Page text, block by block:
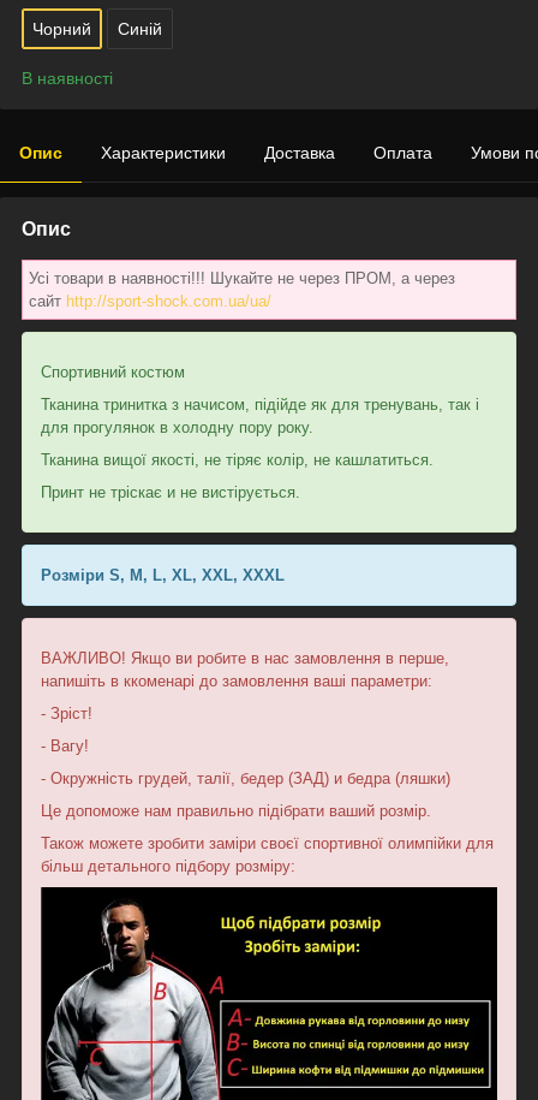
Чорний Синій
В наявності
Опис Характеристики Доставка Оплата Умови
Опис
Усі товари в наявності!!! Шукайте не через ПРОМ, а через
сайт http://sport-shock.com.ua/ua/
Спортивний костюм
Тканина тринитка з начисом, підійде як для тренувань, так і
для прогулянок в холодну пору року.
Тканина вищої якості, не тіряє колір, не кашлатиться.
Принт не тріскає и не вистірується.
Розміри S, M, L, XL, XXL, XXXL
ВАЖЛИВО! Якщо ви робите в нас замовлення в перше,
напишіть в ккоменарі до замовлення ваші параметри:
- Зріст!
- Вагу!
- Окружність грудей, талії, бедер (ЗАД) и бедра (ляшки)
Це допоможе нам правильно підібрати ваший розмір.
Також можете зробити заміри своєї спортивної олимпійки для
більш детального підбору розміру: